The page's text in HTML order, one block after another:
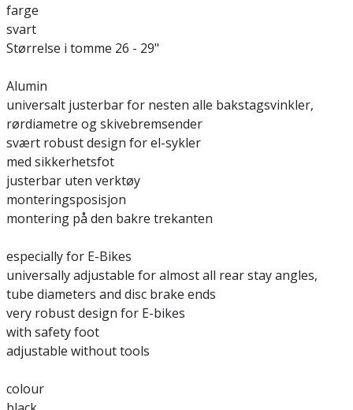
farge
svart
Størrelse i tomme 26 - 29"
Alumin
universalt justerbar for nesten alle bakstagsvinkler,
rørdiametre og skivebremsender
svært robust design for el-sykler
med sikkerhetsfot
justerbar uten verktøy
monteringsposisjon
montering på den bakre trekanten
especially for E-Bikes
universally adjustable for almost all rear stay angles,
tube diameters and disc brake ends
very robust design for E-bikes
with safety foot
adjustable without tools
colour